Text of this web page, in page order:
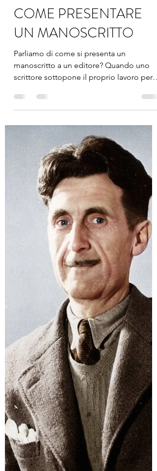
26 gen 2022
Tempo di lettura: 2 min
COME PRESENTARE
UN MANOSCRITTO
Parliamo di come si presenta un
manoscritto a un editore? Quando uno
scrittore sottopone il proprio lavoro per la
pubblicazione, dovrebbe...